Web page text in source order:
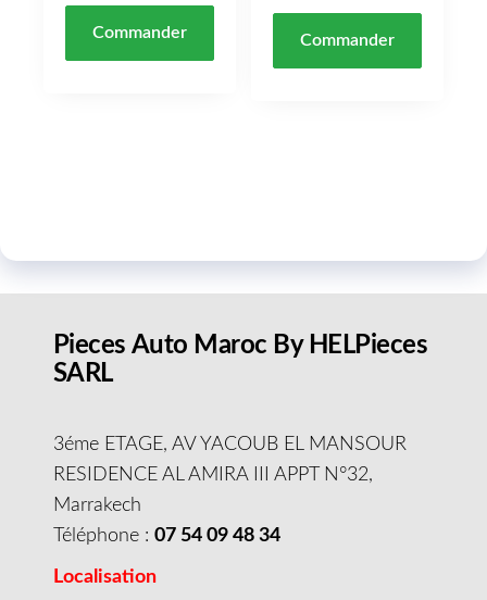
Commander Commander
Pieces Auto Maroc By HELPieces
SARL
3éme ETAGE, AV YACOUB EL MANSOUR
RESIDENCE AL AMIRA III APPT N°32,
Marrakech
Téléphone : 07 54 09 48 34
Localisation